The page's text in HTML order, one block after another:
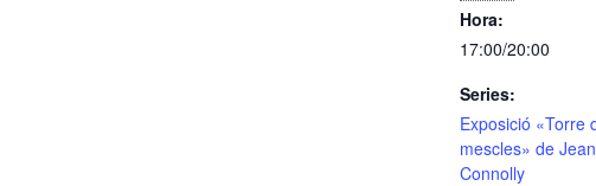
Hora:
17:00/20:00
Series:
Exposició «Torre
mescles» de
Connolly